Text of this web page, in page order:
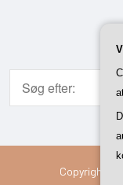
Copyright ©